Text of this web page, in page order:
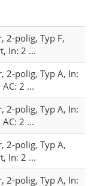
2-polig, Typ F,
In: 2 ...
2-polig, Typ A, In:
2 ...
2-polig, Typ A, In:
2 ...
2-polig, Typ A,
In: 2 ...
2-polig, Typ A, In: